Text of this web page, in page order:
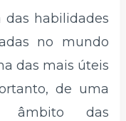
habilidades
no mundo
das mais úteis
de uma
âmbito das